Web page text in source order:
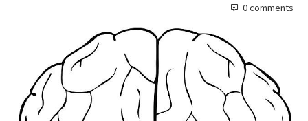
0 comments